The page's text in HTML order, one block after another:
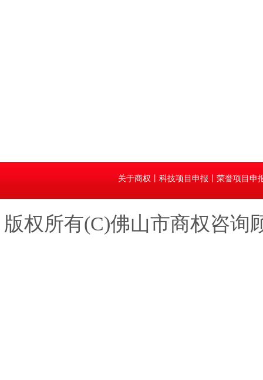
关于商权 科技项目申报 荣誉项目申
版权所有(C)佛山市商权咨